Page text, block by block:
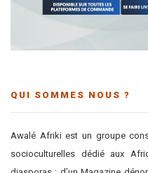
QUI SOMMES NOUS ?
Awalé Afriki est un groupe
socioculturelles dédié aux